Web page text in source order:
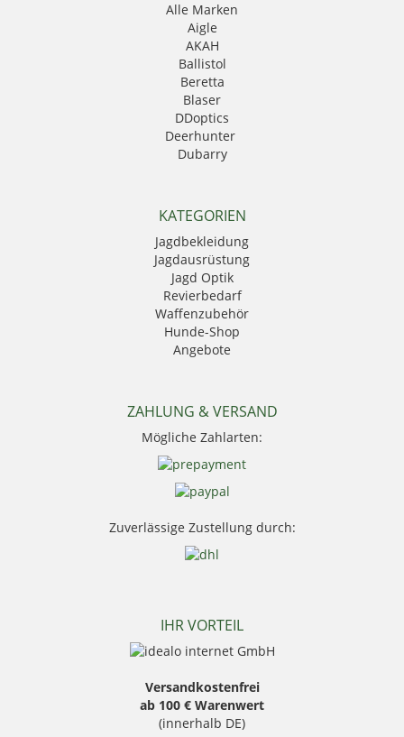
Alle Marken
Aigle
AKAH
Ballistol
Beretta
Blaser
DDoptics
Deerhunter
Dubarry
GPO
Härkila
HikMicro
Hubertus
Kahles
Krawattendackel
Leica
Mauser
Mjoelner Hunting
NRA Fud
Sauer
Seeland
Skogen
Stanley
Thermo Function
Weisskirchen Locker
KATEGORIEN
Jagdbekleidung
Jagdausrüstung
Jagd Optik
Revierbedarf
Waffenzubehör
Hunde-Shop
Angebote
ZAHLUNG & VERSAND
Mögliche Zahlarten:
Zuverlässige Zustellung durch:
IHR VORTEIL
Versandkostenfrei
ab 100 € Warenwert
(innerhalb DE)